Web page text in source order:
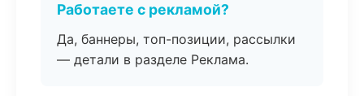
Работаете с рекламой?
Да, баннеры, топ-позиции, рассылки
— детали в разделе Реклама.